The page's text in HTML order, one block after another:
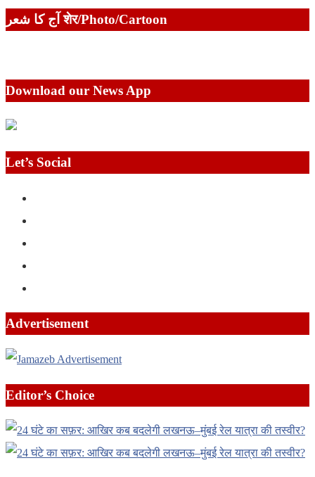
آج کا شعر शेर/Photo/Cartoon
Download our News App
Let’s Social
Advertisement
Editor’s Choice